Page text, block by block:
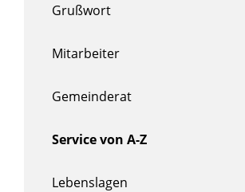
Grußwort
Mitarbeiter
Gemeinderat
Service von A-Z
Lebenslagen